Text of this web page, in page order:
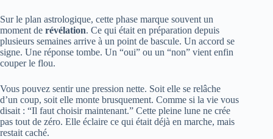
Sur le plan astrologique, cette phase marque souvent un
moment de révélation. Ce qui était en préparation depuis
plusieurs semaines arrive à un point de bascule. Un accord se
signe. Une réponse tombe. Un “oui” ou un “non” vient enfin
couper le flou.
Vous pouvez sentir une pression nette. Soit elle se relâche
d’un coup, soit elle monte brusquement. Comme si la vie vous
disait : “Il faut choisir maintenant.” Cette pleine lune ne crée
pas tout de zéro. Elle éclaire ce qui était déjà en marche, mais
restait caché.